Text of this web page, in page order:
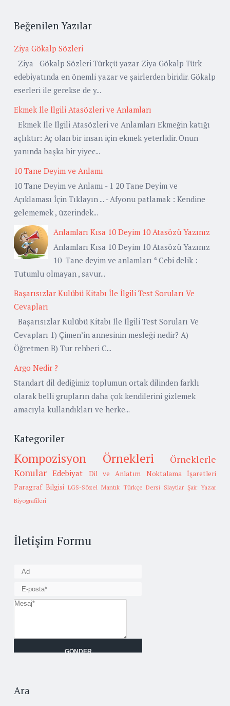
Beğenilen Yazılar
Ziya Gökalp Sözleri
Ziya Gökalp Sözleri Türkçü yazar Ziya Gökalp Türk
edebiyatında en önemli yazar ve şairlerden biridir. Gökalp
eserleri ile gerekse de y...
Ekmek İle İlgili Atasözleri ve Anlamları
Ekmek İle İlgili Atasözleri ve Anlamları Ekmeğin katığı
açlıktır: Aç olan bir insan için ekmek yeterlidir. Onun
yanında başka bir yiyec...
10 Tane Deyim ve Anlamı
10 Tane Deyim ve Anlamı - 1 20 Tane Deyim ve
Açıklaması İçin Tıklayın ... - Afyonu patlamak : Kendine
gelememek , üzerindek...
Anlamları Kısa 10 Deyim 10 Atasözü Yazınız
Anlamları Kısa 10 Deyim 10 Atasözü Yazınız
10 Tane deyim ve anlamları * Cebi delik :
Tutumlu olmayan , savur...
Başarısızlar Kulübü Kitabı İle İlgili Test Soruları Ve
Cevapları
Başarısızlar Kulübü Kitabı İle İlgili Test Soruları Ve
Cevapları 1) Çimen’in annesinin mesleği nedir? A)
Öğretmen B) Tur rehberi C...
Argo Nedir ?
Standart dil dediğimiz toplumun ortak dilinden farklı
olarak belli grupların daha çok kendilerini gizlemek
amacıyla kullandıkları ve herke...
Kategoriler
Kompozisyon Örnekleri
Örneklerle
Konular Edebiyat Dil ve Anlatım
Noktalama İşaretleri
Paragraf Bilgisi LGS-Sözel Mantık Türkçe Dersi Slaytlar Şair Yazar
Biyografileri
İletişim Formu
Ara